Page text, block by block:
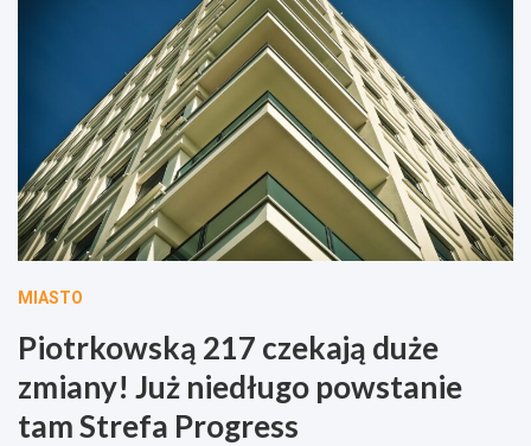
MIASTO
Piotrkowską 217 czekają duże
zmiany! Już niedługo powstanie
tam Strefa Progress